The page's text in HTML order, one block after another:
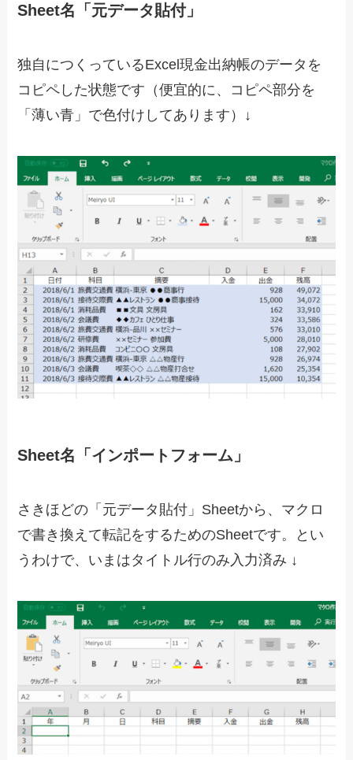
Sheet名「元データ貼付」
独自につくっているExcel現金出納帳のデータを
コピペした状態です（便宜的に、コピペ部分を
「薄い青」で色付けしてあります）↓
Sheet名「インポートフォーム」
さきほどの「元データ貼付」Sheetから、マクロ
で書き換えて転記をするためのSheetです。とい
うわけで、いまはタイトル行のみ入力済み ↓